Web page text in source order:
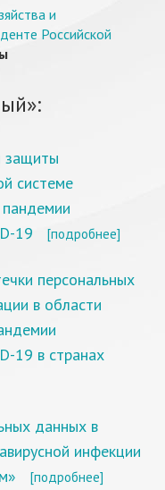
и
Российской
защиты
системе
пандемии
19
[подробнее]
персональных
в области
19 в странах
данных в
инфекции
[подробнее]